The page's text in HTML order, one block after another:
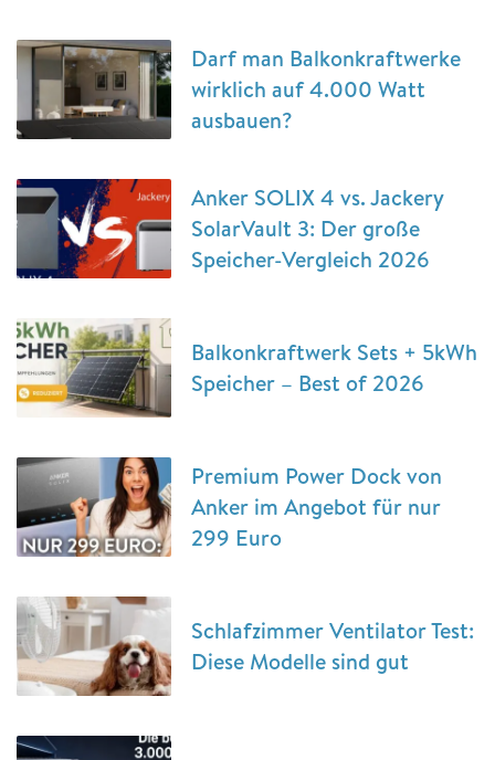
Darf man Balkonkraftwerke
wirklich auf 4.000 Watt
ausbauen?
Anker SOLIX 4 vs. Jackery
SolarVault 3: Der große
Speicher-Vergleich 2026
Balkonkraftwerk Sets + 5kWh
Speicher – Best of 2026
Premium Power Dock von
Anker im Angebot für nur
299 Euro
Schlafzimmer Ventilator Test:
Diese Modelle sind gut